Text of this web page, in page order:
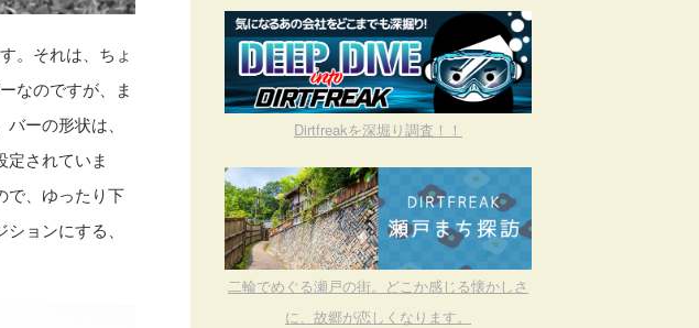
。それは、ちょ
なのですが、ま
ーの形状は、
定されていま
で、ゆったり下
ョンにする、
Dirtfreakを深堀り調査！！
二輪でめぐる瀬戸の街。どこか感じる懐かしさ
に、故郷が恋しくなります。